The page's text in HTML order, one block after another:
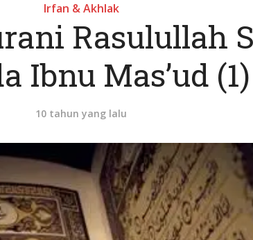
Irfan & Akhlak
Rasulullah
Ibnu Mas’ud (1)
10 tahun yang lalu